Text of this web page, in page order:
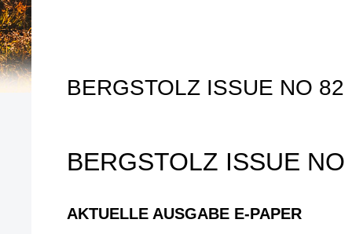
BERGSTOLZ ISSUE NO 82
BERGSTOLZ ISSUE NO
AKTUELLE AUSGABE E-PAPER